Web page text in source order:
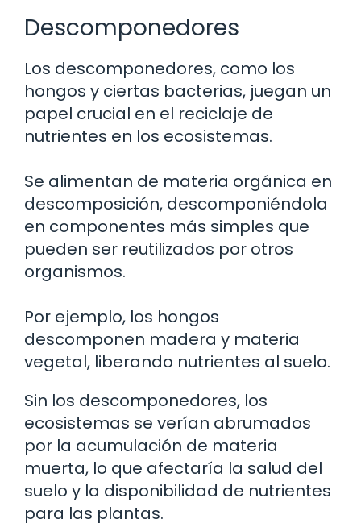
Descomponedores
Los descomponedores, como los
hongos y ciertas bacterias, juegan un
papel crucial en el reciclaje de
nutrientes en los ecosistemas.
Se alimentan de materia orgánica en
descomposición, descomponiéndola
en componentes más simples que
pueden ser reutilizados por otros
organismos.
Por ejemplo, los hongos
descomponen madera y materia
vegetal, liberando nutrientes al suelo.
Sin los descomponedores, los
ecosistemas se verían abrumados
por la acumulación de materia
muerta, lo que afectaría la salud del
suelo y la disponibilidad de nutrientes
para las plantas.